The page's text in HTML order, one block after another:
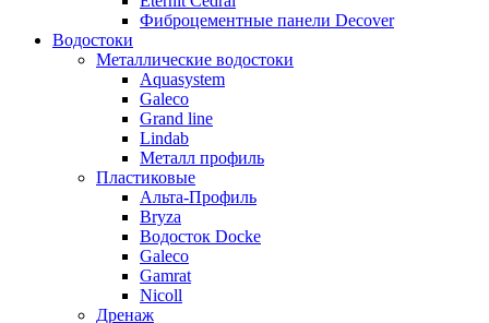
Фиброцементные панели Decover
Водостоки
Металлические водостоки
Aquasystem
Galeco
Grand line
Lindab
Металл профиль
Пластиковые
Альта-Профиль
Bryza
Водосток Docke
Galeco
Gamrat
Nicoll
Дренаж